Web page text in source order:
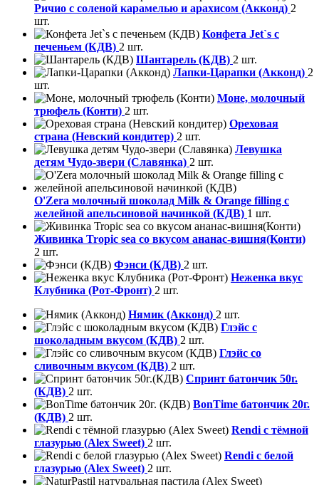
Ричио с соленой карамелью и арахисом (Акконд) 2
шт.
Конфета Jet`s с
печеньем (КДВ) 2 шт.
Шантарель (КДВ) 2 шт.
Лапки-Царапки (Акконд) 2
шт.
Моне, молочный
трюфель (Конти) 2 шт.
Ореховая
страна (Невский кондитер) 2 шт.
Левушка
детям Чудо-звери (Славянка) 2 шт.
O'Zera молочный шоколад Milk & Orange filling с
желейной апельсиновой начинкой (КДВ) 1 шт.
Живинка Tropic sea со вкусом ананас-вишня(Конти)
2 шт.
Фэнси (КДВ) 2 шт.
Неженка вкус
Клубника (Рот-Фронт) 2 шт.
Нямик (Акконд) 2 шт.
Глэйс с
шоколадным вкусом (КДВ) 2 шт.
Глэйс со
сливочным вкусом (КДВ) 2 шт.
Спринт батончик 50г.
(КДВ) 2 шт.
BonTime батончик 20г.
(КДВ) 2 шт.
Rendi с тёмной
глазурью (Alex Sweet) 2 шт.
Rendi с белой
глазурью (Alex Sweet) 2 шт.